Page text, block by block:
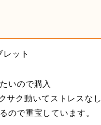
ット
いので購入
サク動いてストレスなし
ので重宝しています。